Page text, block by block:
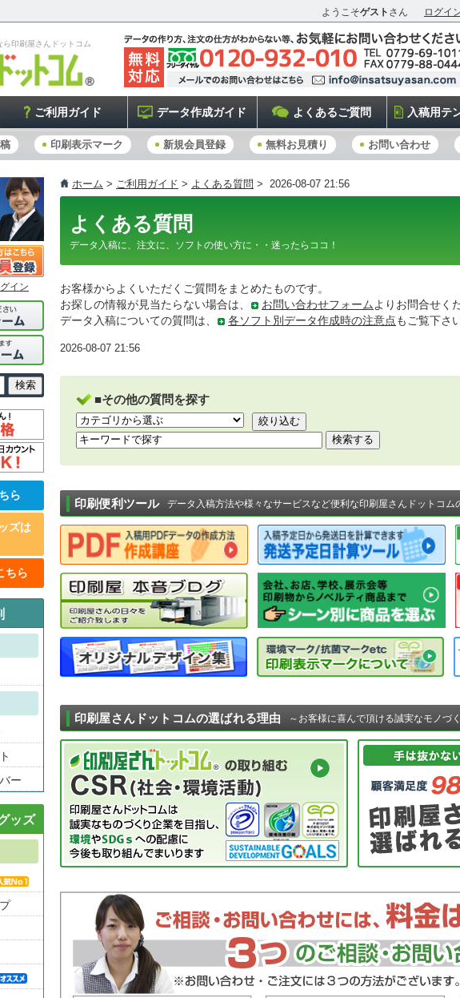
印刷屋さんドットコム
ようこそゲスト さん ログイ
ご利用ガイド データ作成ガイド よくあるご質問 入稿用テ
印刷表示マーク 新規会員登録 無料お見積り お問い合わせ
ホーム > ご利用ガイド > よくある質問 > 2026-08-07 21:56
よくある質問
データ入稿に、注文に、ソフトの使い方に・・迷ったらココ！
お客様からよくいただくご質問をまとめたものです。
お探しの情報が見当たらない場合は、
お問い合わせフォーム よりお問合せく
データ入稿についての質問は、
各ソフト別データ作成時の注意点 もご覧下さ
2026-08-07 21:56
■その他の質問を探す
印刷便利ツール データ入稿方法や様々なサービスなど便利な印刷屋さんドットコム
印刷屋さんドットコムの選ばれる理由 ～お客様に喜んで頂ける誠実なモノづ
イン
ら
ズは
ちら
ー
ッズ